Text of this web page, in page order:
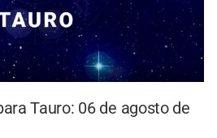
Tauro: 06 de agosto de